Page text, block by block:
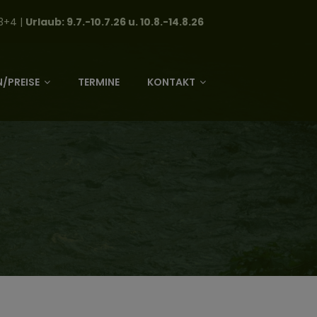
| Urlaub: 9.7.-10.7.26 u. 10.8.-14.8.26
PREISE TERMINE KONTAKT